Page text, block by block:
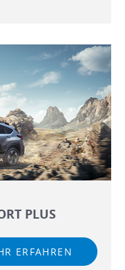
PLUS
ERFAHREN